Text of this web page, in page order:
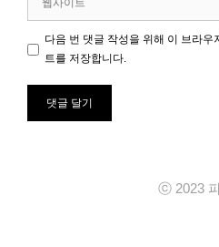
트
다음 번 댓글 작성을 위해 이 브라우
트를 저장합니다.
ⓒ 2023